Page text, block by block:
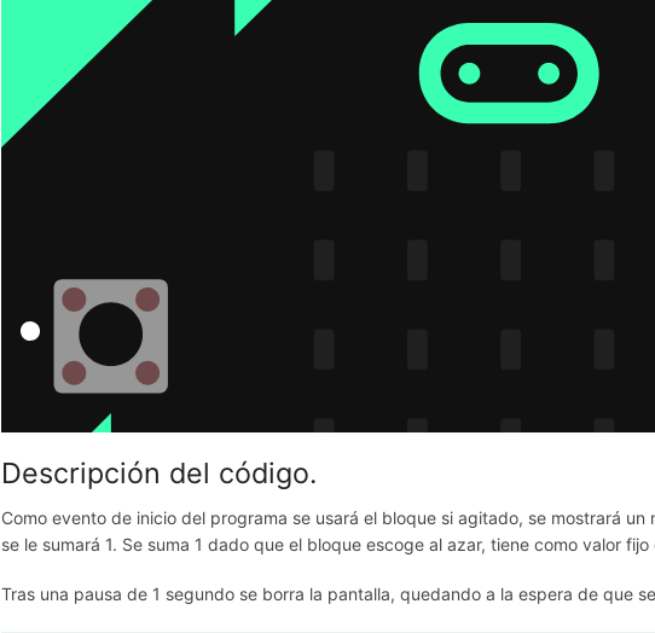
Descripción del código.
Como evento de inicio del programa se usará el bloque si agitado, se mostrará
se le sumará 1. Se suma 1 dado que el bloque escoge al azar, tiene como valor fijo
Tras una pausa de 1 segundo se borra la pantalla, quedando a la espera de que